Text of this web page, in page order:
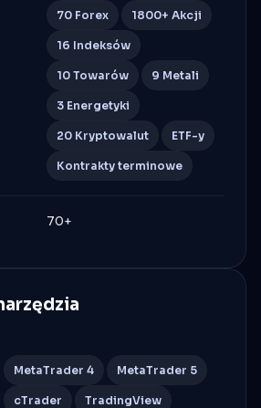
70 Forex 1800+ Akcji
16 Indeksów
10 Towarów 9 Metali
3 Energetyki
20 Kryptowalut ETF-y
Kontrakty terminowe
70+
MetaTrader 4 MetaTrader 5
cTrader TradingView